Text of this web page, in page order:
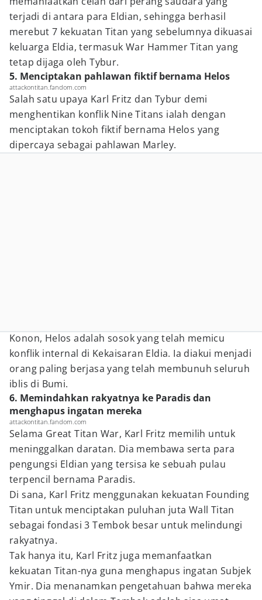
terjadi di antara para Eldian, sehingga berhasil
merebut 7 kekuatan Titan yang sebelumnya dikuasai
keluarga Eldia, termasuk War Hammer Titan yang
tetap dijaga oleh Tybur.
5. Menciptakan pahlawan fiktif bernama Helos
attackontitan.fandom.com
Salah satu upaya Karl Fritz dan Tybur demi
menghentikan konflik Nine Titans ialah dengan
menciptakan tokoh fiktif bernama Helos yang
dipercaya sebagai pahlawan Marley.
Konon, Helos adalah sosok yang telah memicu
konflik internal di Kekaisaran Eldia. Ia diakui menjadi
orang paling berjasa yang telah membunuh seluruh
iblis di Bumi.
6. Memindahkan rakyatnya ke Paradis dan
menghapus ingatan mereka
attackontitan.fandom.com
Selama Great Titan War, Karl Fritz memilih untuk
meninggalkan daratan. Dia membawa serta para
pengungsi Eldian yang tersisa ke sebuah pulau
terpencil bernama Paradis.
Di sana, Karl Fritz menggunakan kekuatan Founding
Titan untuk menciptakan puluhan juta Wall Titan
sebagai fondasi 3 Tembok besar untuk melindungi
rakyatnya.
Tak hanya itu, Karl Fritz juga memanfaatkan
kekuatan Titan-nya guna menghapus ingatan Subjek
Ymir. Dia menanamkan pengetahuan bahwa mereka